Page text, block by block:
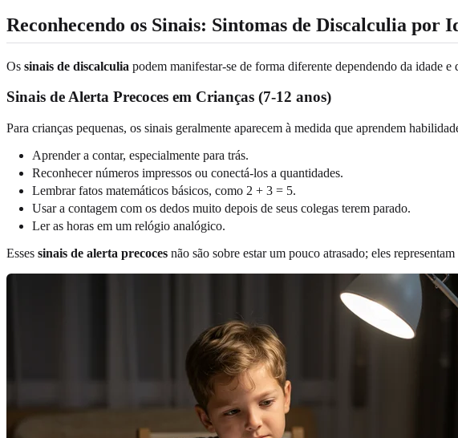
Reconhecendo os Sinais: Sintomas de Discalculia por
Os sinais de discalculia podem manifestar-se de forma diferente dependendo da idade
Sinais de Alerta Precoces em Crianças (7-12 anos)
Para crianças pequenas, os sinais geralmente aparecem à medida que aprendem
Aprender a contar, especialmente para trás.
Reconhecer números impressos ou conectá-los a quantidades.
Lembrar fatos matemáticos básicos, como 2 + 3 = 5.
Usar a contagem com os dedos muito depois de seus colegas terem parado.
Ler as horas em um relógio analógico.
Esses sinais de alerta precoces não são sobre estar um pouco atrasado; eles